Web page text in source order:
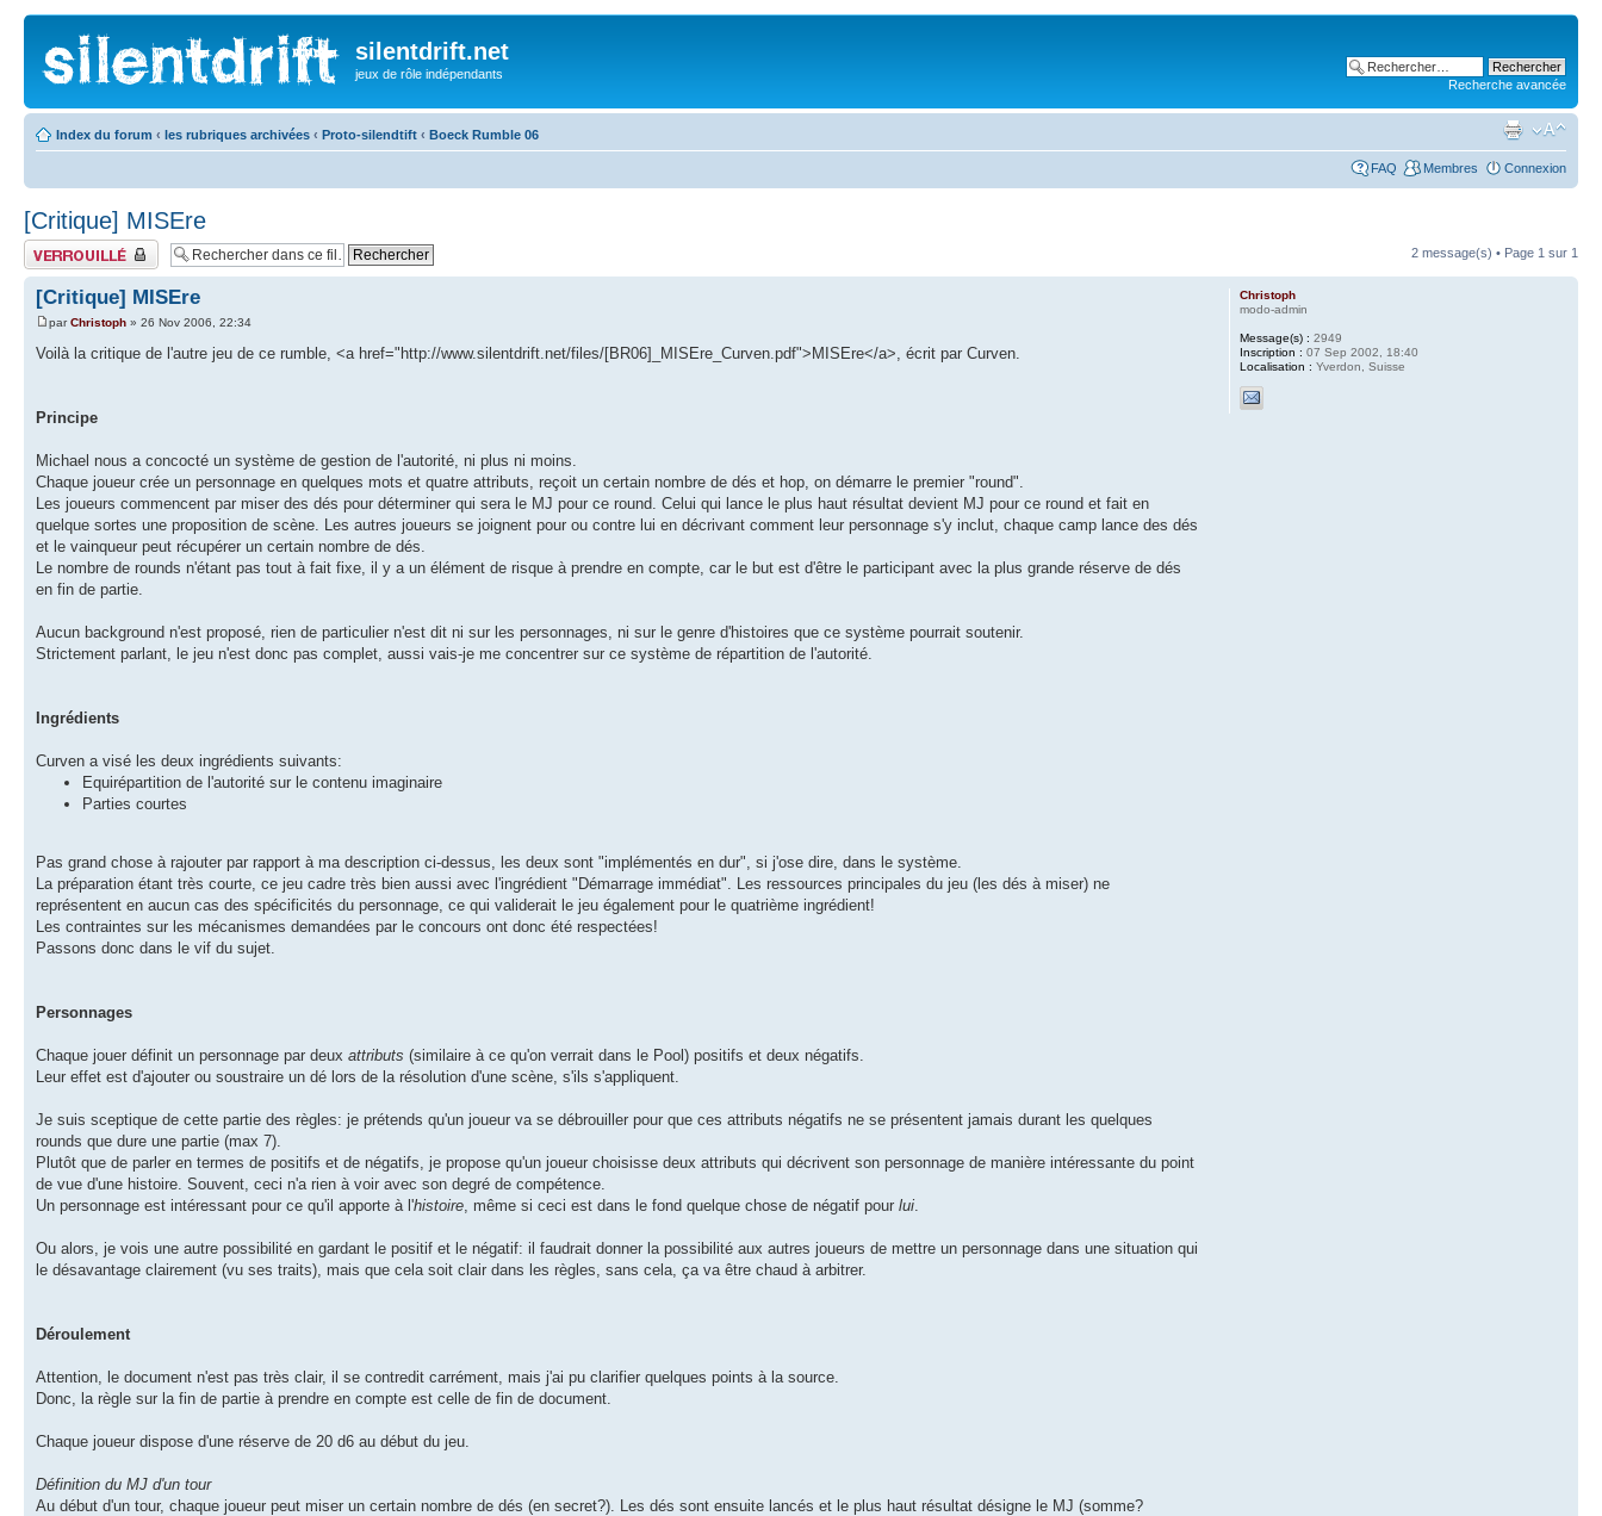
silentdrift.net
jeux de rôle indépendants
Recherche avancée
Index du forum ‹ les rubriques archivées ‹ Proto-silendtift ‹ Boeck Rumble 06
FAQ Membres Connexion
[Critique] MISEre
Fil verrouillé 2 message(s) • Page 1 sur 1
[Critique] MISEre
parChristoph » 26 Nov 2006, 22:34
Voilà la critique de l'autre jeu de ce rumble, <a href="http://www.silentdrift.net/files/[BR06]_MISEre_Curven.pdf">MISEre</a>, écrit par Curven.
Principe
Michael nous a concocté un système de gestion de l'autorité, ni plus ni moins.
Chaque joueur crée un personnage en quelques mots et quatre attributs, reçoit un certain nombre de dés et hop, on démarre le premier "round".
Les joueurs commencent par miser des dés pour déterminer qui sera le MJ pour ce round. Celui qui lance le plus haut résultat devient MJ pour ce round et fait en
quelque sortes une proposition de scène. Les autres joueurs se joignent pour ou contre lui en décrivant comment leur personnage s'y inclut, chaque camp lance des dés
et le vainqueur peut récupérer un certain nombre de dés.
Le nombre de rounds n'étant pas tout à fait fixe, il y a un élément de risque à prendre en compte, car le but est d'être le participant avec la plus grande réserve de dés
en fin de partie.
Aucun background n'est proposé, rien de particulier n'est dit ni sur les personnages, ni sur le genre d'histoires que ce système pourrait soutenir.
Strictement parlant, le jeu n'est donc pas complet, aussi vais-je me concentrer sur ce système de répartition de l'autorité.
Ingrédients
Curven a visé les deux ingrédients suivants:
Equirépartition de l'autorité sur le contenu imaginaire
Parties courtes
Pas grand chose à rajouter par rapport à ma description ci-dessus, les deux sont "implémentés en dur", si j'ose dire, dans le système.
La préparation étant très courte, ce jeu cadre très bien aussi avec l'ingrédient "Démarrage immédiat". Les ressources principales du jeu (les dés à miser) ne
représentent en aucun cas des spécificités du personnage, ce qui validerait le jeu également pour le quatrième ingrédient!
Les contraintes sur les mécanismes demandées par le concours ont donc été respectées!
Passons donc dans le vif du sujet.
Personnages
Chaque jouer définit un personnage par deux attributs (similaire à ce qu'on verrait dans le Pool) positifs et deux négatifs.
Leur effet est d'ajouter ou soustraire un dé lors de la résolution d'une scène, s'ils s'appliquent.
Je suis sceptique de cette partie des règles: je prétends qu'un joueur va se débrouiller pour que ces attributs négatifs ne se présentent jamais durant les quelques
rounds que dure une partie (max 7).
Plutôt que de parler en termes de positifs et de négatifs, je propose qu'un joueur choisisse deux attributs qui décrivent son personnage de manière intéressante du point
de vue d'une histoire. Souvent, ceci n'a rien à voir avec son degré de compétence.
Un personnage est intéressant pour ce qu'il apporte à l'histoire , même si ceci est dans le fond quelque chose de négatif pour lui
Ou alors, je vois une autre possibilité en gardant le positif et le négatif: il faudrait donner la possibilité aux autres joueurs de mettre un personnage dans une situation qui
le désavantage clairement (vu ses traits), mais que cela soit clair dans les règles, sans cela, ça va être chaud à arbitrer.
Déroulement
Attention, le document n'est pas très clair, il se contredit carrément, mais j'ai pu clarifier quelques points à la source.
Donc, la règle sur la fin de partie à prendre en compte est celle de fin de document.
Chaque joueur dispose d'une réserve de 20 d6 au début du jeu.
Définition du MJ d'un tour
Au début d'un tour, chaque joueur peut miser un certain nombre de dés (en secret?). Les dés sont ensuite lancés et le plus haut résultat désigne le MJ (somme?
Christoph
modo-admin
Message(s) : 2949
Inscription : 07 Sep 2002, 18:40
Localisation : Yverdon, Suisse